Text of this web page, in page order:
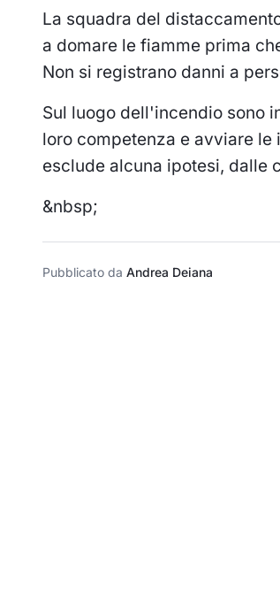
La squadra del
a domare le fiamme prima
Non si registrano danni a
Sul luogo dell'incendio sono
loro competenza e avviare le
esclude alcuna ipotesi, dalle
&nbsp;
Pubblicato da Andrea Deiana